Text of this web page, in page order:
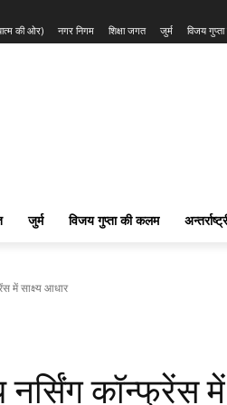
की ओर) नगर निगम शिक्षा जगत जुर्म विजय
जुर्म विजय गुप्ता की कलम
में साक्ष्य आधार
नर्सिंग कॉन्फ्रेंस में